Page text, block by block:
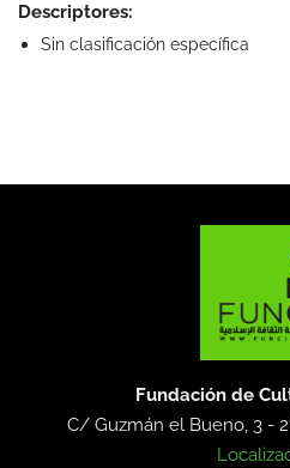
Descriptores:
Sin clasificación específica
Fundación de
C/ Guzmán el Bueno, 3 -